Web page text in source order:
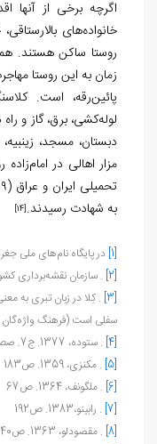
اگرچه برخی از آنها
خانواده‌های
روستا ساکن هستند.
زمان به این روستا
پائین‌رقه، است.
لوله‌کشی، برق، گاز و
دبستان، مسجد،
مزار اهالی در
به شهادت رسیدند.[14]
[1] در پایگاه نام‌های ملی
[2] . سازمان نقشه‌برداری
[3] . کِلا در زبان تبری به
سفلی است (فرهنگ واژه‌گان
[4] . ستوده، 1377. ج7. صص302-303
[5] . مکنزی، 1359. ص183
[6] . ملگونف، 1364. ص67
[7] . رابینو،1383. ص192
[8] . مقصودلو، 1363. ص140